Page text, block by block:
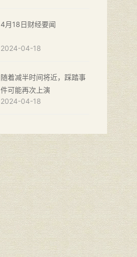
4月18日财经要闻
2024-04-18
随着减半时间将近，踩踏事
件可能再次上演
2024-04-18